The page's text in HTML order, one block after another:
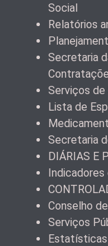
Social
Relatórios
Secretaria
Serviços de
Lista de
Secretaria
DIÁRIAS E
Indicadores
Conselho
Serviços
Estatísticas